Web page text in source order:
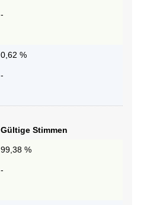
-
0,62 %
-
Gültige Stimmen
99,38 %
-